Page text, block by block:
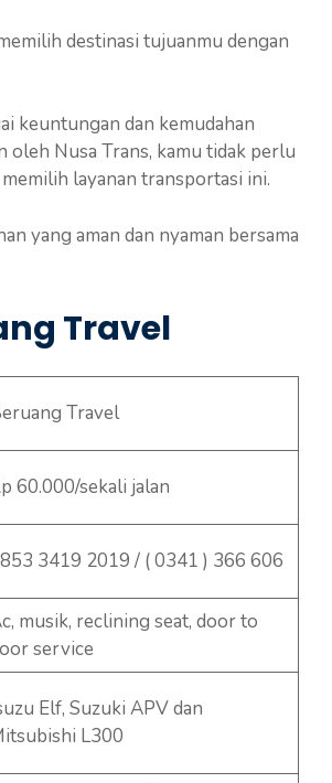
destinasi tujuanmu dengan
keuntungan dan kemudahan
oleh Nusa Trans, kamu tidak perlu
layanan transportasi ini.
yang aman dan nyaman bersama
Travel
Travel
60.000/sekali jalan
3419 2019 / ( 0341 ) 366 606
musik, reclining seat, door to
service
Elf, Suzuki APV dan
L300